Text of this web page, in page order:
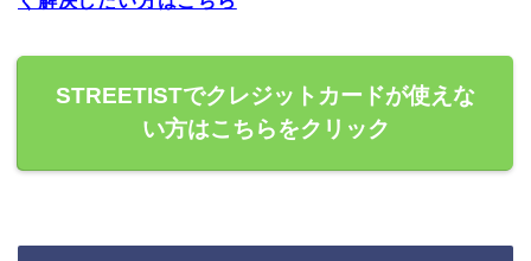
STREETISTでクレジットカードが使えな
い方はこちらをクリック